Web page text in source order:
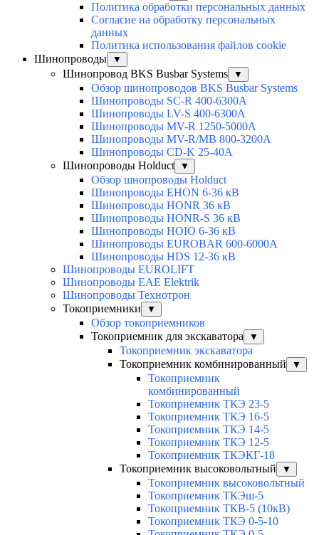
Политика обработки персональных данных
Согласие на обработку персональных
данных
Политика использования файлов cookie
Шинопроводы
▼
Шинопровод BKS Busbar Systems ▼
Обзор шинопроводов BKS Busbar Systems
Шинопроводы SC-R 400-6300A
Шинопроводы LV-S 400-6300A
Шинопроводы MV-R 1250-5000A
Шинопроводы MV-R/MB 800-3200A
Шинопроводы CD-K 25-40A
Шинопроводы Holduct
▼
Обзор шнопроводы Holduct
Шинопроводы EHON 6-36 кВ
Шинопроводы HONR 36 кВ
Шинопроводы HONR-S 36 кВ
Шинопроводы HOIO 6-36 кВ
Шинопроводы EUROBAR 600-6000A
Шинопроводы HDS 12-36 кВ
Шинопроводы EUROLIFT
Шинопроводы EAE Elektrik
Шинопроводы Технотрон
Токоприемники
▼
Обзор токоприемников
Токоприемник для экскаватора
▼
Токоприемник экскаватора
Токоприемник комбинированный
▼
Токоприемник
комбинированный
Токоприемник ТКЭ 23-5
Токоприемник ТКЭ 16-5
Токоприемник ТКЭ 14-5
Токоприемник ТКЭ 12-5
Токоприемник ТКЭКГ-18
Токоприемник высоковольтный
▼
Токоприемник высоковольтный
Токоприемник ТКЭш-5
Токоприемник ТКВ-5 (10кВ)
Токоприемник ТКЭ 0-5-10